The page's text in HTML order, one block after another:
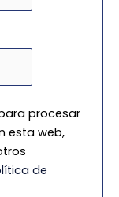
procesar
esta web,
de